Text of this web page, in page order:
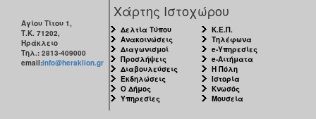
Αγίου Τίτου 1,
Τ.Κ. 71202,
Ηράκλειο
Τηλ.: 2813-409000
email:info@heraklion.gr
Χάρτης Ιστοχώρου
Δελτία Τύπου
Ανακοινώσεις
Διαγωνισμοί
Προσλήψεις
Διαβουλεύσεις
Εκδηλώσεις
Ο Δήμος
Υπηρεσίες
Κ.Ε.Π.
Τηλέφωνα
e-Υπηρεσίες
e-Αιτήματα
Η Πόλη
Ιστορία
Κνωσός
Μουσεία